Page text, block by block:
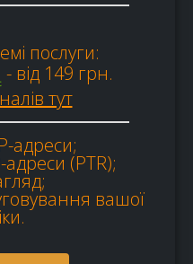
послуги:
- від 149 грн.
тут
адреси;
(PTR);
вашої